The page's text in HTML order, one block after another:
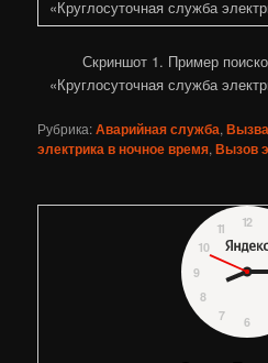
Скриншот 1. Пример
«Круглосуточная служба
Рубрика:Аварийная служба,
электрика в ночное время,Вызов